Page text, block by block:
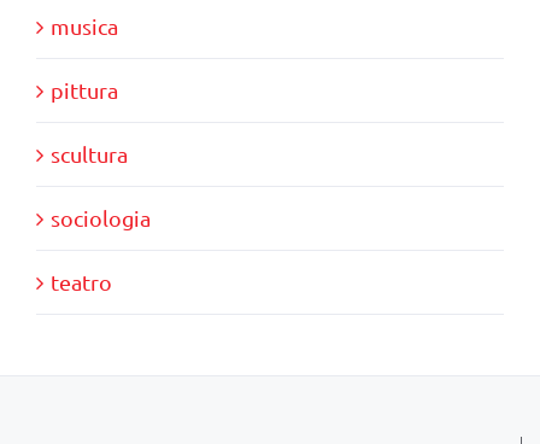
musica
pittura
scultura
sociologia
teatro